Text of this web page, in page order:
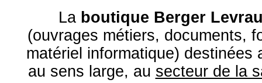
La boutique Berger
(ouvrages métiers, documents,
matériel informatique) destinées
au sens large, au secteur de la